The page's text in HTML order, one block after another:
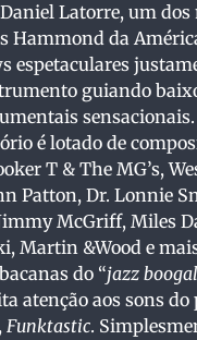
Latorre, um dos
Hammond da
espetaculares
guiando
sensacionais.
é lotado de
T & The MG’s,
Patton, Dr. Lonnie
McGriff, Miles
Martin &Wood e
do “jazz
atenção aos sons
Funktastic.